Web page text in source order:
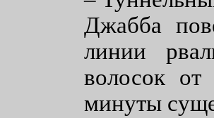
Джабба
линии
волосок
минуты